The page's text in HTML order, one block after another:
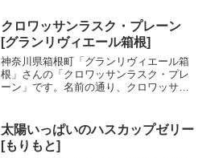
クロワッサンラスク・プレーン
[グランリヴィエール箱根]
神奈川県箱根町「グランリヴィエール箱
根」さんの「クロワッサンラスク・プレ
ーン」です。名前の通り、クロワッサン
された食べやすいサイズのラスクでし
た！試食メモグランリヴィエ...＜続きを
読む＞
太陽いっぱいのハスカップゼリー
[もりもと]